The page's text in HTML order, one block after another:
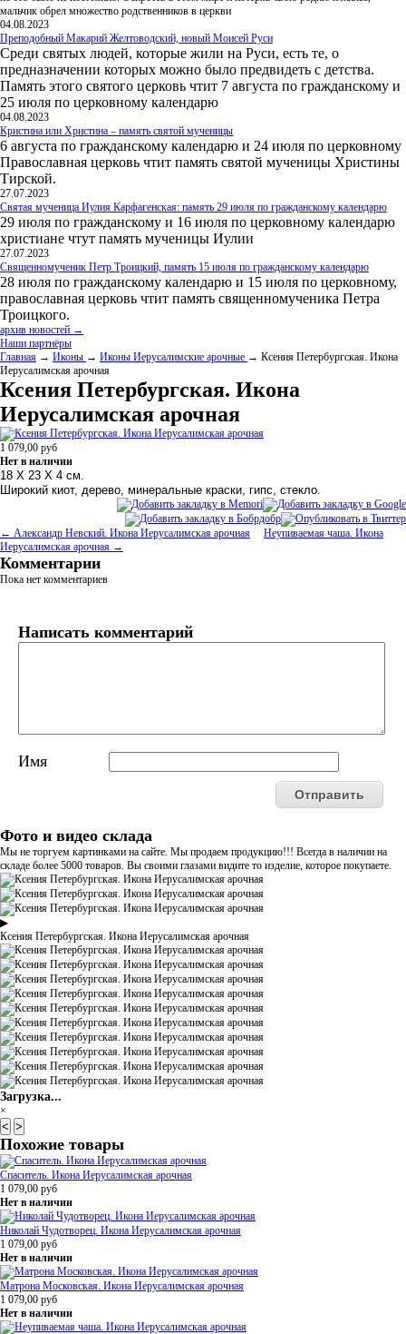
мальчик обрел множество родственников в церкви
04.08.2023
Преподобный Макарий Желтоводский, новый Моисей Руси
Среди святых людей, которые жили на Руси, есть те, о
предназначении которых можно было предвидеть с детства.
Память этого святого церковь чтит 7 августа по гражданскому и
25 июля по церковному календарю
04.08.2023
Кристина или Христина – память святой мученицы
6 августа по гражданскому календарю и 24 июля по церковному
Православная церковь чтит память святой мученицы Христины
Тирской.
27.07.2023
Святая мученица Иулия Карфагенская: память 29 июля по гражданскому календарю
29 июля по гражданскому и 16 июля по церковному календарю
христиане чтут память мученицы Иулии
27.07.2023
Священномученик Петр Троицкий, память 15 июля по гражданскому календарю
28 июля по гражданскому календарю и 15 июля по церковному,
православная церковь чтит память священномученика Петра
Троицкого.
архив новостей →
Наши партнёры
Главная → Иконы → Иконы Иерусалимские арочные → Ксения Петербургская. Икона
Иерусалимская арочная
Ксения Петербургская. Икона
Иерусалимская арочная
1 079,00 руб
Нет в наличии
18 Х 23 Х 4 см.
Широкий киот, дерево, минеральные краски, гипс, стекло.
← Александр Невский. Икона Иерусалимская арочная
Неупиваемая чаша. Икона
Иерусалимская арочная →
Комментарии
Пока нет комментариев
Написать комментарий
Имя
Фото и видео склада
Мы не торгуем картинками на сайте. Мы продаем продукцию!!! Всегда в наличии на
складе более 5000 товаров. Вы своими глазами видите то изделие, которое покупаете.
▶
Ксения Петербургская. Икона Иерусалимская арочная
Загрузка...
×
< >
Похожие товары
Спаситель. Икона Иерусалимская арочная
1 079,00 руб
Нет в наличии
Николай Чудотворец. Икона Иерусалимская арочная
1 079,00 руб
Нет в наличии
Матрона Московская. Икона Иерусалимская арочная
1 079,00 руб
Нет в наличии